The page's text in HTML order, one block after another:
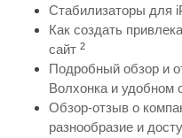
Стабилизаторы для
Как создать
сайт 2
Подробный обзор и
Волхонка и удобном
Обзор-отзыв о
разнообразие и